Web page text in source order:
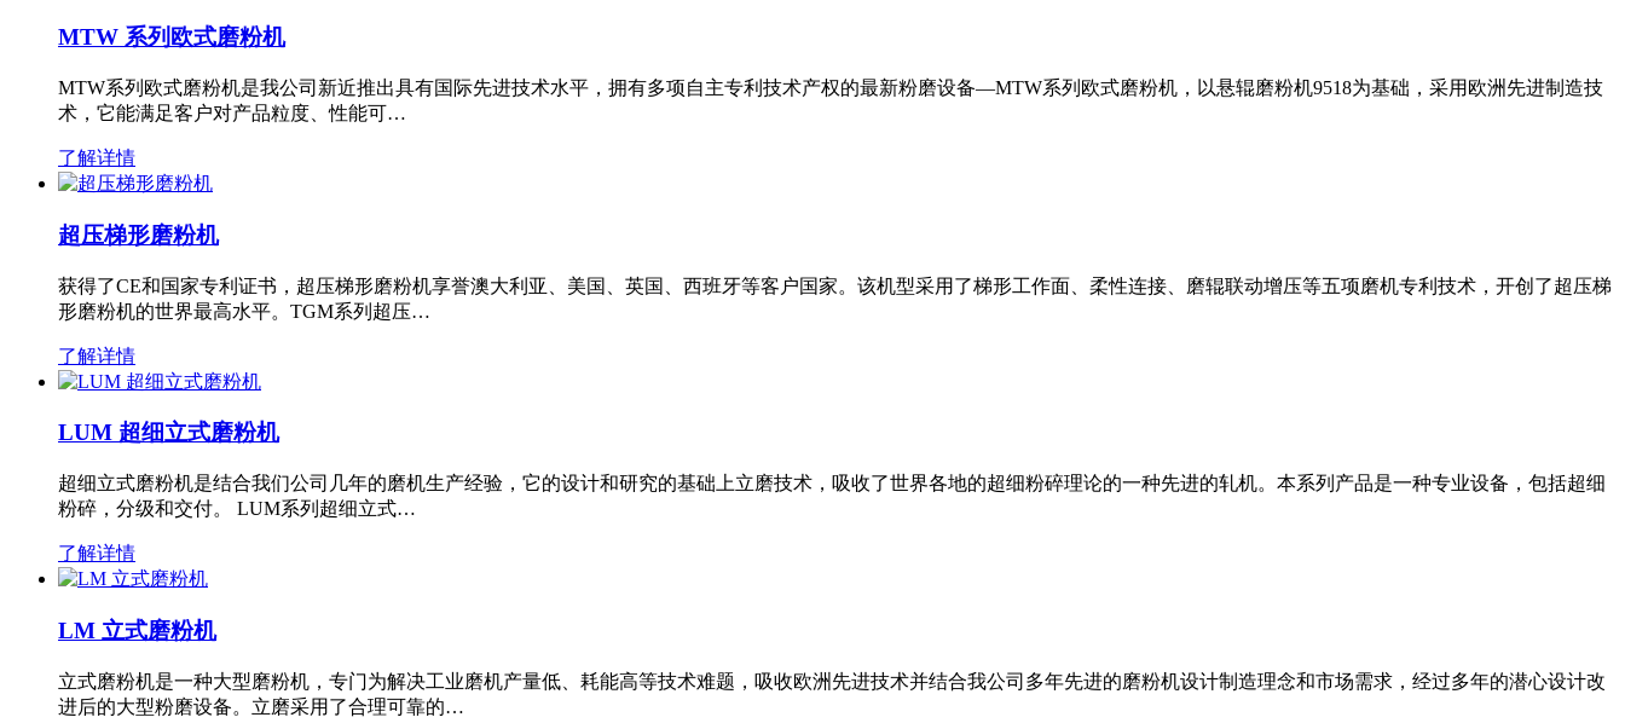
MTW 系列欧式磨粉机
MTW系列欧式磨粉机是我公司新近推出具有国际先进技术水平，拥有多项自主专利技术产权的最新粉磨设备—MTW系列欧式磨粉机，以悬辊磨粉机9518为基础，采用欧洲先进制造技
术，它能满足客户对产品粒度、性能可…
了解详情
超压梯形磨粉机
获得了CE和国家专利证书，超压梯形磨粉机享誉澳大利亚、美国、英国、西班牙等客户国家。该机型采用了梯形工作面、柔性连接、磨辊联动增压等五项磨机专利技术，开创了超压梯
形磨粉机的世界最高水平。TGM系列超压…
了解详情
LUM 超细立式磨粉机
超细立式磨粉机是结合我们公司几年的磨机生产经验，它的设计和研究的基础上立磨技术，吸收了世界各地的超细粉碎理论的一种先进的轧机。本系列产品是一种专业设备，包括超细
粉碎，分级和交付。 LUM系列超细立式…
了解详情
LM 立式磨粉机
立式磨粉机是一种大型磨粉机，专门为解决工业磨机产量低、耗能高等技术难题，吸收欧洲先进技术并结合我公司多年先进的磨粉机设计制造理念和市场需求，经过多年的潜心设计改
进后的大型粉磨设备。立磨采用了合理可靠的…